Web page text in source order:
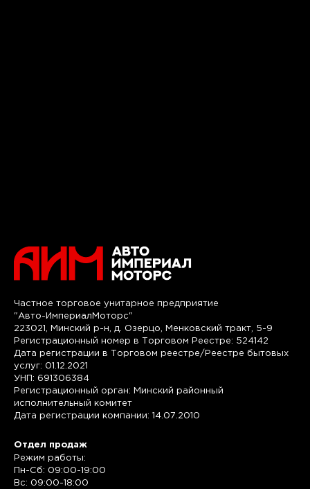
Частное торговое унитарное предприятие
"Авто-ИмпериалМоторс"
223021, Минский р-н, д. Озерцо, Менковский тракт, 5-9
Регистрационный номер в Торговом Реестре: 524142
Дата регистрации в Торговом реестре/Реестре бытовых
услуг: 01.12.2021
УНП: 691306384
Регистрационный орган: Минский районный
исполнительный комитет
Дата регистрации компании: 14.07.2010
Отдел продаж
Режим работы:
Пн-Сб: 09:00-19:00
Вс: 09:00-18:00